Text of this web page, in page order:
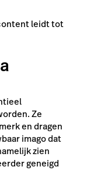
leidt tot
Ze
en dragen
imago dat
zien
geneigd